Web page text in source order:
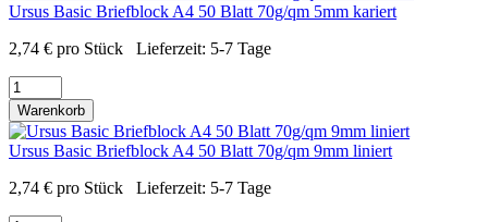
Ursus Basic Briefblock A4 50 Blatt 70g/qm 5mm kariert
2,74 € pro Stück Lieferzeit: 5-7 Tage
Warenkorb
Ursus Basic Briefblock A4 50 Blatt 70g/qm 9mm liniert
2,74 € pro Stück Lieferzeit: 5-7 Tage